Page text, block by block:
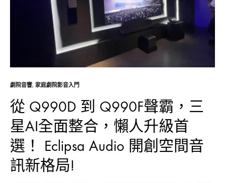
劇院音響, 家庭劇院影音入門
從 Q990D 到 Q990F聲霸，三
星AI全面整合，懶人升級首
選！ Eclipsa Audio 開創空間音
訊新格局!